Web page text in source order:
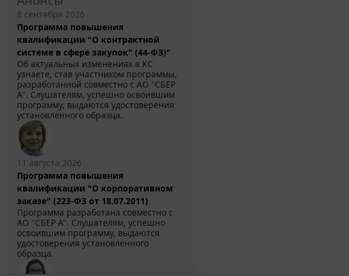
8 сентября 2026
Программа повышения
квалификации "О контрактной
системе в сфере закупок" (44-ФЗ)"
Об актуальных изменениях в КС
узнаете, став участником программы,
разработанной совместно с АО ''СБЕР
А". Слушателям, успешно освоившим
программу, выдаются удостоверения
установленного образца.
11 августа 2026
Программа повышения
квалификации "О корпоративном
заказе" (223-ФЗ от 18.07.2011)
Программа разработана совместно с
АО ''СБЕР А". Слушателям, успешно
освоившим программу, выдаются
удостоверения установленного
образца.